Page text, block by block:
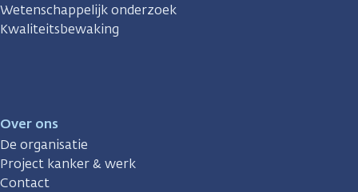
Wetenschappelijk onderzoek
Kwaliteitsbewaking
Over ons
De organisatie
Project kanker & werk
Contact